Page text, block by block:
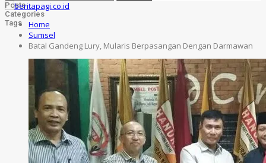
Posts
Categories
Tags
Home
Sumsel
Batal Gandeng Lury, Mularis Berpasangan Dengan Darmawan